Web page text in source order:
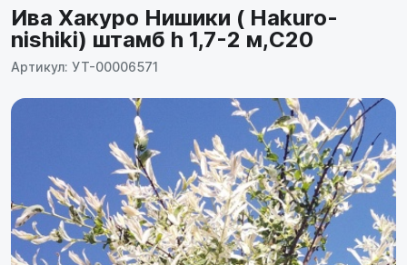
Ива Хакуро Нишики ( Hakuro-
nishiki) штамб h 1,7-2 м,С20
Артикул: УТ-00006571